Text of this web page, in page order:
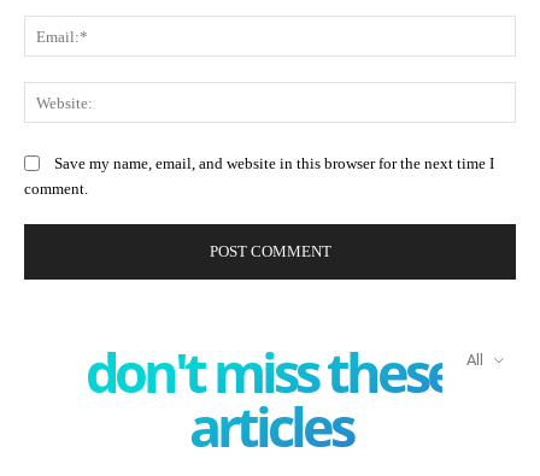
Save my name, email, and website in this browser for the next time I
comment.
don't miss these
articles
All